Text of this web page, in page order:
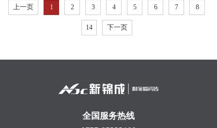
上一页 1 2 3 4 5 6 7 8
14 下一页
全国服务热线